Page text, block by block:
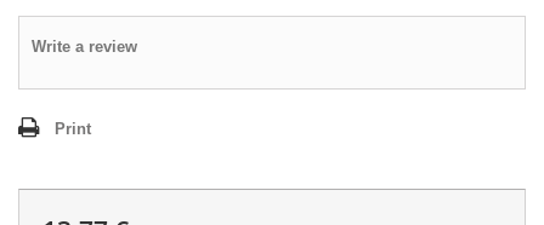
Write a review
Print